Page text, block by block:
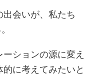
出会いが、私たち
ションの源に変え
に考えてみたいと